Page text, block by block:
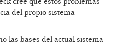
cree que estos problemas
del propio sistema
las bases del actual sistema